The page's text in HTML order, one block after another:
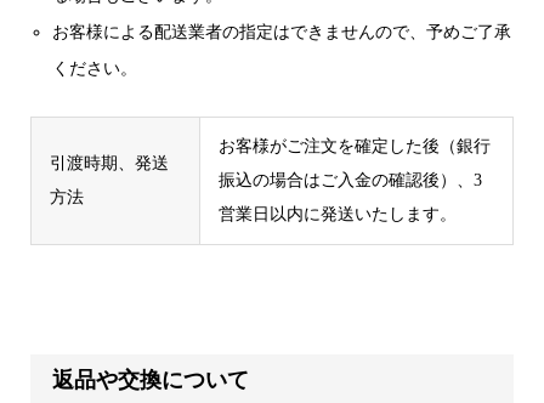
お客様による配送業者の指定はできませんので、予めご了承
ください。
引渡時期、発送
方法
お客様がご注文を確定した後（銀行
振込の場合はご入金の確認後）、3
営業日以内に発送いたします。
返品や交換について